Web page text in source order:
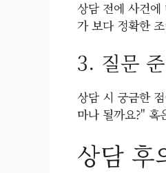
상담 전에 사건
가 보다 정확한
3. 질문
상담 시 궁금한
마나 될까요?" 혹
상담 후